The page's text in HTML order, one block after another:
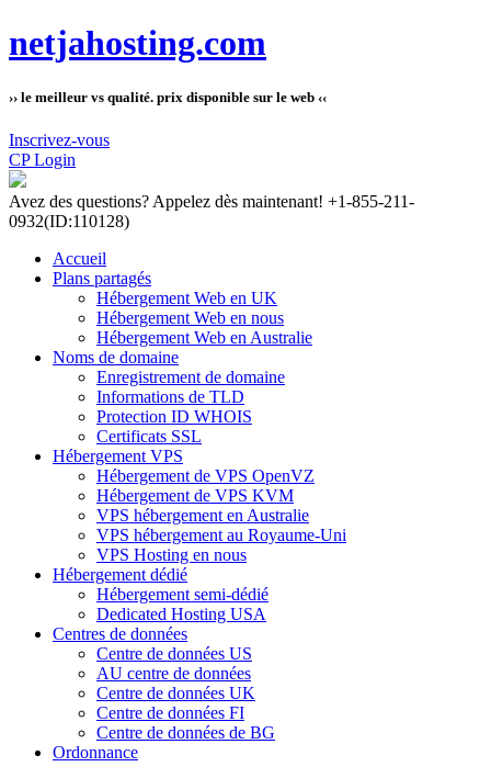
netjahosting.com
›› le meilleur vs qualité. prix disponible sur le web ‹‹
Inscrivez-vous
CP Login
Avez des questions? Appelez dès maintenant! +1-855-211-
0932(ID:110128)
Accueil
Plans partagés
Hébergement Web en UK
Hébergement Web en nous
Hébergement Web en Australie
Noms de domaine
Enregistrement de domaine
Informations de TLD
Protection ID WHOIS
Certificats SSL
Hébergement VPS
Hébergement de VPS OpenVZ
Hébergement de VPS KVM
VPS hébergement en Australie
VPS hébergement au Royaume-Uni
VPS Hosting en nous
Hébergement dédié
Hébergement semi-dédié
Dedicated Hosting USA
Centres de données
Centre de données US
AU centre de données
Centre de données UK
Centre de données FI
Centre de données de BG
Ordonnance